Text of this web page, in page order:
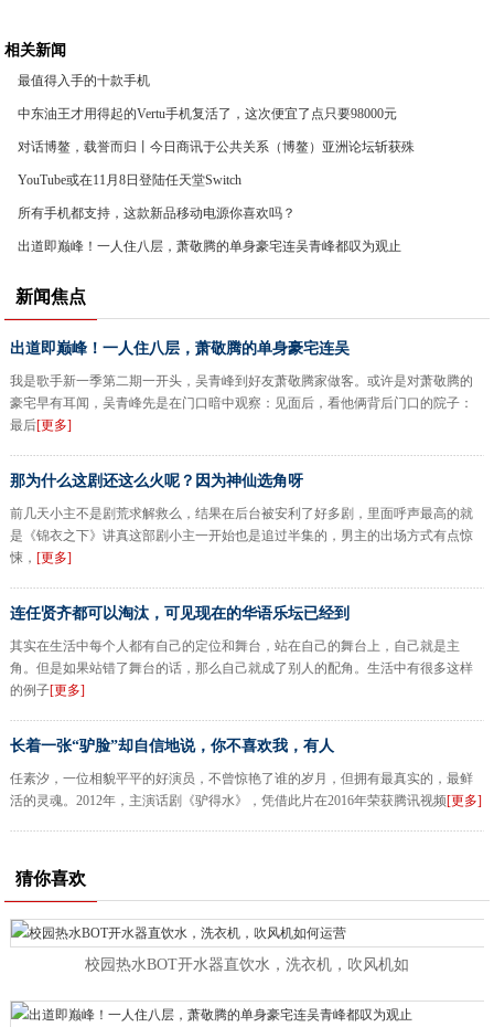
相关新闻
最值得入手的十款手机
中东油王才用得起的Vertu手机复活了，这次便宜了点只要98000元
对话博鳌，载誉而归丨今日商讯于公共关系（博鳌）亚洲论坛斩获殊
荣！
YouTube或在11月8日登陆任天堂Switch
所有手机都支持，这款新品移动电源你喜欢吗？
出道即巅峰！一人住八层，萧敬腾的单身豪宅连吴青峰都叹为观止
新闻焦点
出道即巅峰！一人住八层，萧敬腾的单身豪宅连吴
我是歌手新一季第二期一开头，吴青峰到好友萧敬腾家做客。或许是对萧敬腾的
豪宅早有耳闻，吴青峰先是在门口暗中观察：见面后，看他俩背后门口的院子：
最后[更多]
那为什么这剧还这么火呢？因为神仙选角呀
前几天小主不是剧荒求解救么，结果在后台被安利了好多剧，里面呼声最高的就
是《锦衣之下》讲真这部剧小主一开始也是追过半集的，男主的出场方式有点惊
悚， [更多]
连任贤齐都可以淘汰，可见现在的华语乐坛已经到
其实在生活中每个人都有自己的定位和舞台，站在自己的舞台上，自己就是主
角。但是如果站错了舞台的话，那么自己就成了别人的配角。生活中有很多这样
的例子[更多]
长着一张“驴脸”却自信地说，你不喜欢我，有人
任素汐，一位相貌平平的好演员，不曾惊艳了谁的岁月，但拥有最真实的，最鲜
活的灵魂。2012年，主演话剧《驴得水》，凭借此片在2016年荣获腾讯视频[更多]
猜你喜欢
校园热水BOT开水器直饮水，洗衣机，吹风机如